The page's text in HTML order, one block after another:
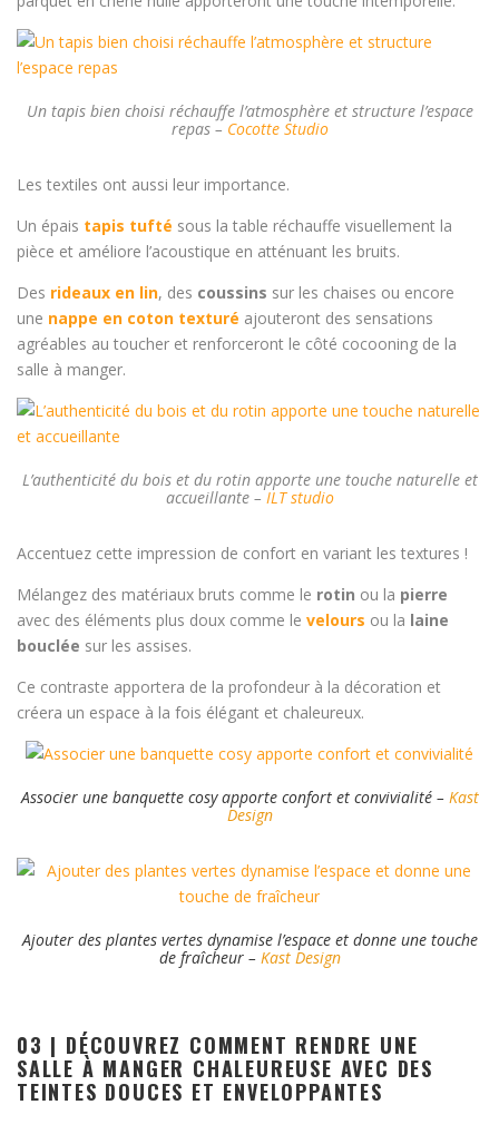
Un tapis bien choisi réchauffe l’atmosphère et structure l’espace
repas – Cocotte Studio
Les textiles ont aussi leur importance.
Un épais tapis tufté sous la table réchauffe visuellement la
pièce et améliore l’acoustique en atténuant les bruits.
Des rideaux en lin, des coussins sur les chaises ou encore
une nappe en coton texturé ajouteront des sensations
agréables au toucher et renforceront le côté cocooning de la
salle à manger.
L’authenticité du bois et du rotin apporte une touche naturelle et
accueillante –ILT studio
Accentuez cette impression de confort en variant les textures !
Mélangez des matériaux bruts comme le rotin ou la pierre
avec des éléments plus doux comme le velours ou la laine
bouclée sur les assises.
Ce contraste apportera de la profondeur à la décoration et
créera un espace à la fois élégant et chaleureux.
Associer une banquette cosy apporte confort et convivialité – Kast
Design
Ajouter des plantes vertes dynamise l’espace et donne une touche
de fraîcheur – Kast Design
03 | DÉCOUVREZ COMMENT RENDRE UNE
SALLE À MANGER CHALEUREUSE AVEC DES
TEINTES DOUCES ET ENVELOPPANTES